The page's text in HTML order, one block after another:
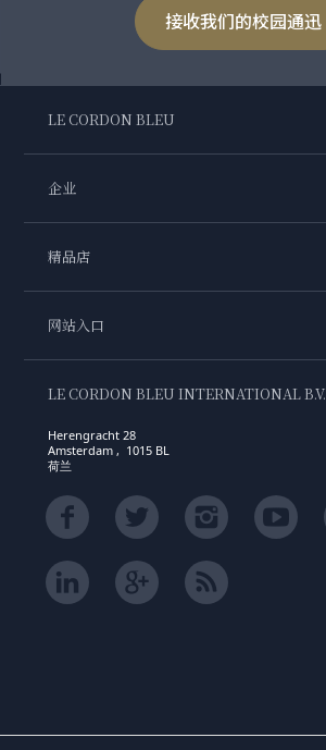
接收我们的校园通迅
LE CORDON BLEU
企业
精品店
网站入口
LE CORDON BLEU INTERNATIONAL B.V.
Herengracht 28
Amsterdam , 1015 BL
荷兰